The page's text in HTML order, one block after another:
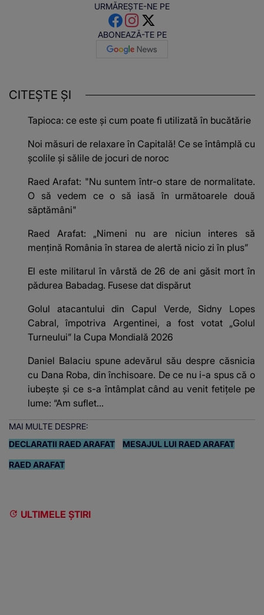
URMĂREȘTE-NE PE
ABONEAZĂ-TE PE
CITEȘTE ȘI
Tapioca: ce este și cum poate fi utilizată în bucătărie
Noi măsuri de relaxare în Capitală! Ce se întâmplă cu
școlile și sălile de jocuri de noroc
Raed Arafat: "Nu suntem într-o stare de normalitate.
O să vedem ce o să iasă în următoarele două
săptămâni"
Raed Arafat: „Nimeni nu are niciun interes să
menţină România în starea de alertă nicio zi în plus”
El este militarul în vârstă de 26 de ani găsit mort în
pădurea Babadag. Fusese dat dispărut
Golul atacantului din Capul Verde, Sidny Lopes
Cabral, împotriva Argentinei, a fost votat „Golul
Turneului” la Cupa Mondială 2026
Daniel Balaciu spune adevărul său despre căsnicia
cu Dana Roba, din închisoare. De ce nu i-a spus că o
iubește și ce s-a întâmplat când au venit fetițele pe
lume: “Am suflet...
MAI MULTE DESPRE:
DECLARATII RAED ARAFAT
MESAJUL LUI RAED ARAFAT
RAED ARAFAT
ULTIMELE ȘTIRI